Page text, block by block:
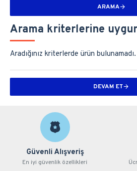
ARAMA
Arama kriterlerine
Aradığınız kriterlerde ürün bulunamadı.
DEVAM ET
Güvenli Alışveriş
En iyi güvenlik özellikleri